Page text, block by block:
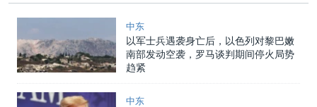
中东
以军士兵遇袭身亡后，以色列对黎巴嫩
南部发动空袭，罗马谈判期间停火局势
趋紧
中东